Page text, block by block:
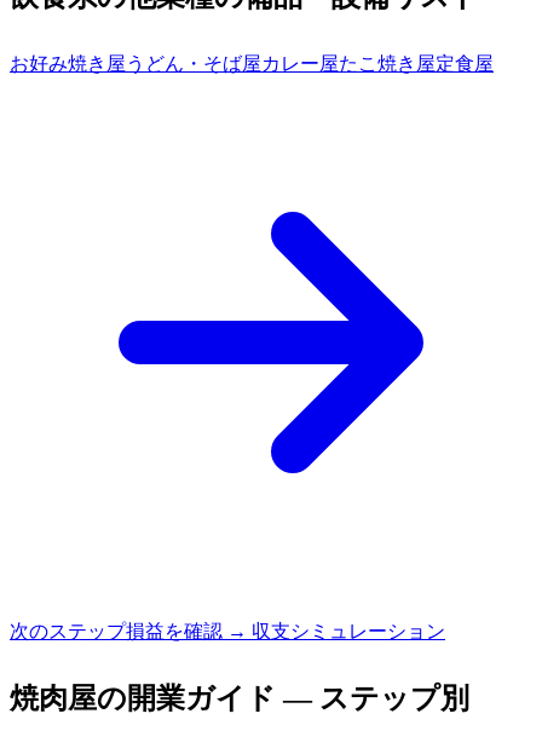
お好み焼き屋 うどん・そば屋カレー屋たこ焼き屋定食屋
次のステップ損益を確認 → 収支シミュレーション
焼肉屋の開業ガイド — ステップ別